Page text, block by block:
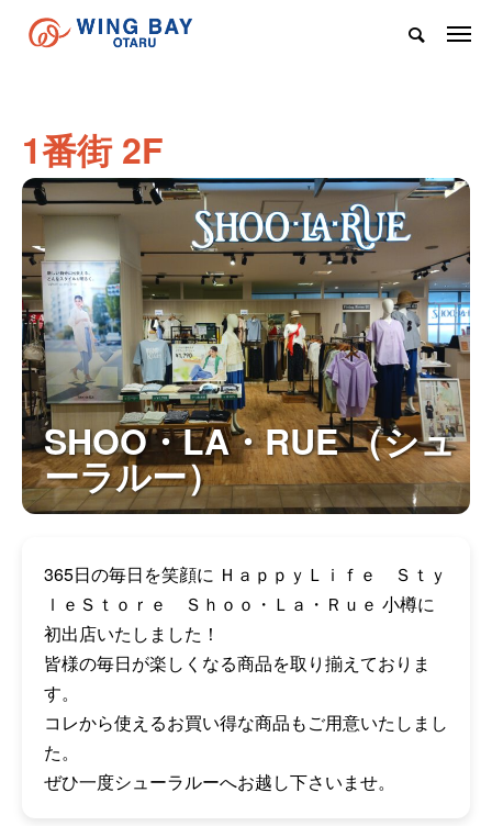
1番街 2F
SHOO・LA・RUE （シュ
ーラルー）
365日の毎日を笑顔に ＨａｐｐｙＬｉｆｅ Ｓｔｙ
ｌｅＳｔｏｒｅ Ｓｈｏｏ・Ｌａ・Ｒｕｅ 小樽に
初出店いたしました！
皆様の毎日が楽しくなる商品を取り揃えておりま
す。
コレから使えるお買い得な商品もご用意いたしまし
た。
ぜひ一度シューラルーへお越し下さいませ。